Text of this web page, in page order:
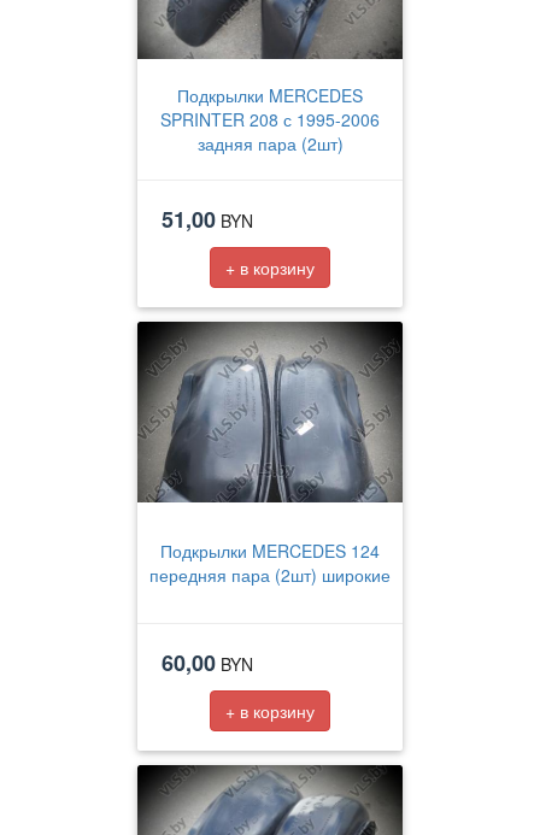
Подкрылки MERCEDES
SPRINTER 208 с 1995-2006
задняя пара (2шт)
51,00 BYN
+ в корзину
Подкрылки MERCEDES 124
передняя пара (2шт) широкие
60,00 BYN
+ в корзину